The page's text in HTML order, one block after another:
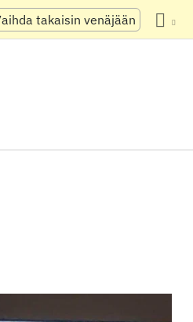
takaisin venäjään